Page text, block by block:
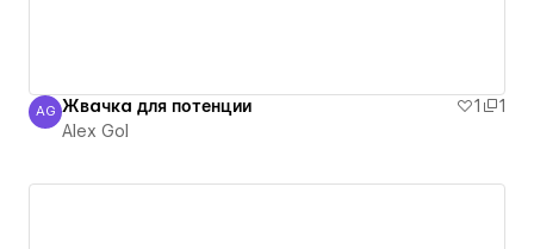
Alex Gol
AG Жвачка для потенции 1
1
Alex Gol